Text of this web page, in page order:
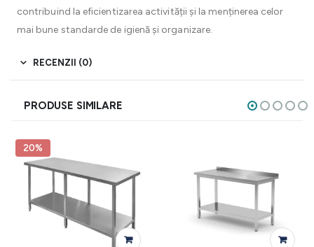
contribuind la eficientizarea activității și la menținerea celor
mai bune standarde de igienă și organizare.
RECENZII (0)
PRODUSE SIMILARE
20%